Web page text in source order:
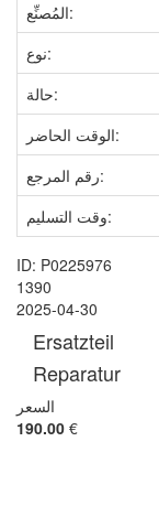
المُصنِّع:
نوع:
حالة:
الوقت الحاضر:
رقم المرجع:
وقت التسليم:
ID: P0225976
1390
2025-04-30
Ersatzteil
Reparatur
السعر
190.00 €